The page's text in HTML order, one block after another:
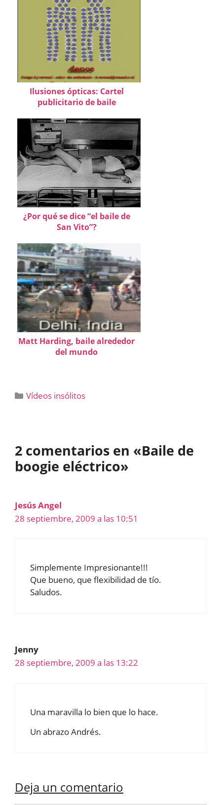
Ilusiones ópticas: Cartel
publicitario de baile
¿Por qué se dice “el baile de
San Vito”?
Matt Harding, baile alrededor
del mundo
Categorías
Vídeos insólitos
2 comentarios en «Baile de
boogie eléctrico»
Jesús Angel
28 septiembre, 2009 a las 10:51
Simplemente Impresionante!!!
Que bueno, que flexibilidad de tío.
Saludos.
Jenny
28 septiembre, 2009 a las 13:22
Una maravilla lo bien que lo hace.
Un abrazo Andrés.
Deja un comentario